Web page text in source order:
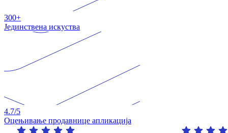
300+
Јединствена искуства
4.7/5
Оцењивање продавнице апликација